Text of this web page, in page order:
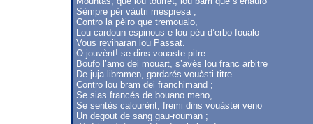
Sèmpre pèr vàutri mespresa ;
Contro la pèiro que tremoualo,
Lou cardoun espinous e lou pèu d’erbo foualo
Vous reviharan lou Passat.
O jouvènt! se dins vouaste pitre
Boufo l’amo dei mouart, s’avès lou franc arbitre
De juja libramen, gardarés vouàsti titre
Contro lou bram dei franchimand ;
Se sias francés de bouano meno,
Se sentès calourènt, fremi dins vouàstei veno
Un degout de sang gau-rouman ;